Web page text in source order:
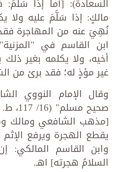
السعادة): [أما إذا
مالكٍ: إذا سَلَّمَ عليه ولا
نُهِيَ عنه من المهاجرة
ابن القاسم في
أخيه، ولا يكلمه بغير
غير مؤذٍ له؛ فقد برئ من
وقال الإمام النووي
صحيح
[مذهب الشافعي ومالك
يقطع الهجرة ويرفع
وابن القاسم المالكي:
السلامُ هجرته] اهـ.